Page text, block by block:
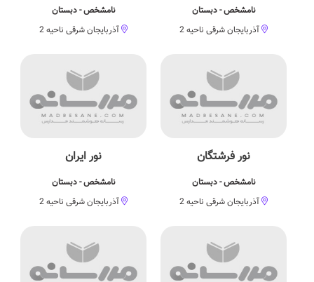
نامشخص - دبستان
آذربایجان شرقی ناحیه 2
نامشخص - دبستان
آذربایجان شرقی ناحیه 2
نور فرشتگان
نامشخص - دبستان
آذربایجان شرقی ناحیه 2
نور ايران
نامشخص - دبستان
آذربایجان شرقی ناحیه 2